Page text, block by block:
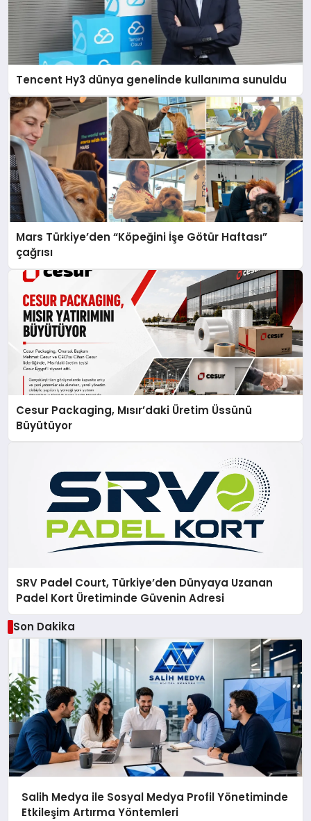
Tencent Hy3 dünya genelinde kullanıma sunuldu
Mars Türkiye’den “Köpeğini İşe Götür Haftası”
çağrısı
Cesur Packaging, Mısır’daki Üretim Üssünü
Büyütüyor
SRV Padel Court, Türkiye’den Dünyaya Uzanan
Padel Kort Üretiminde Güvenin Adresi
Son Dakika
Salih Medya ile Sosyal Medya Profil Yönetiminde
Etkileşim Artırma Yöntemleri